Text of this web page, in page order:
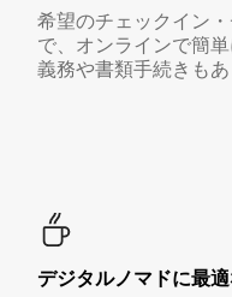
希望のチェックイン
で、オンラインで簡
義務や書類手続きも
デジタルノマド⁠に最⁠